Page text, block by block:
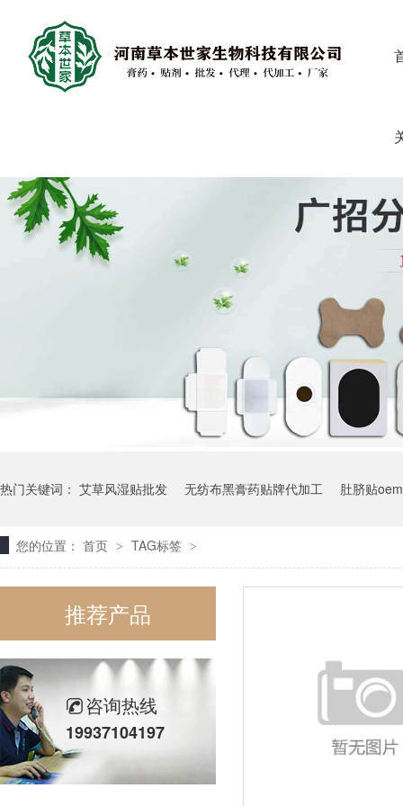
热门关键词： 艾草风湿贴批发 无纺布黑膏药贴牌代加工 肚脐贴
您的位置： 首页 > TAG标签 >
推荐产品
咨询热线
19937104197